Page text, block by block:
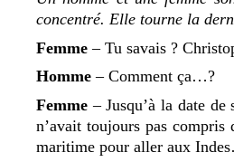
concentré. Elle tourne la
Femme – Tu savais ?
Homme – Comment ça…?
Femme – Jusquʼà la date
nʼavait toujours pas
maritime pour aller aux